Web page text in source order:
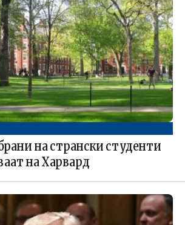
на странски студенти
на Харвард